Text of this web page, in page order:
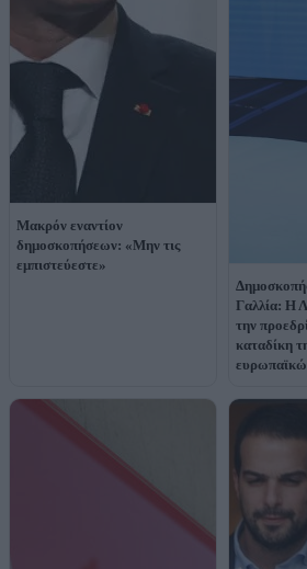
Μακρόν εναντίον
δημοσκοπήσεων: «Μην τις
εμπιστεύεστε»
Γαλλία: Η
την
καταδίκη